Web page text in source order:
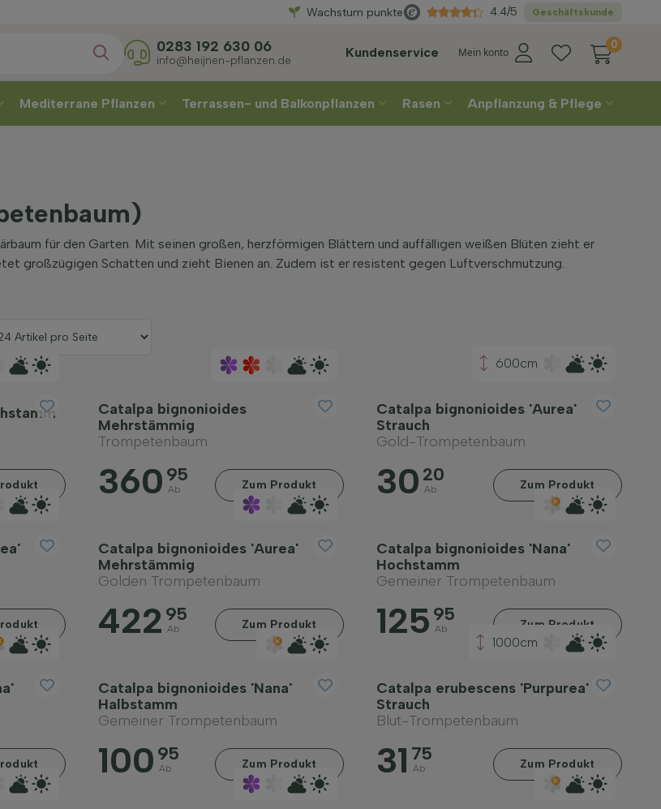
Direkt aus der Gärtnerei
Wachstum punkte Geschäftskunde
4.4/5
Kundenservice Mein konto
0
0283 192 630 06
info@heijnen-pflanzen.de
Mediterrane Pflanzen Terrassen- und Balkonpflanzen Rasen Anpflanzung & Pflege
für den Garten. Mit seinen großen, herzförmigen Blättern und auffälligen weißen Blüten zieht er
großzügigen Schatten und zieht Bienen an. Zudem ist er resistent gegen Luftverschmutzung.
Catalpa bignonioides
Mehrstämmig
Trompetenbaum
360 95
Ab Zum Produkt
600cm
Catalpa bignonioides 'Aurea'
Strauch
Gold-Trompetenbaum
30 20
Ab Zum Produkt
Catalpa bignonioides 'Aurea'
Mehrstämmig
Golden Trompetenbaum
422 95
Ab Zum Produkt
Catalpa bignonioides 'Nana'
Hochstamm
Gemeiner Trompetenbaum
125 95
Ab Zum Produkt
Catalpa bignonioides 'Nana'
Halbstamm
Gemeiner Trompetenbaum
100 95
Ab Zum Produkt
1000cm
Catalpa erubescens 'Purpurea'
Strauch
Blut-Trompetenbaum
31 75
Ab Zum Produkt